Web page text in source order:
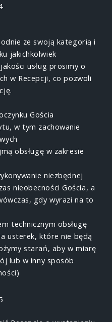
ze swoją kategorią i
jakichkolwiek
usług prosimy o
w Recepcji, co pozwoli
Gościa
w tym zachowanie
obsługę w zakresie
niezbędnej
nieobecności Gościa, a
gdy wyrazi na to
technicznym obsługę
usterek, które nie będą
starań, aby w miarę
lub w inny sposób